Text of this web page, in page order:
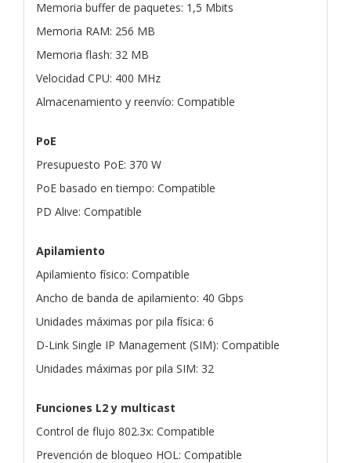
Memoria buffer de paquetes: 1,5 Mbits
Memoria RAM: 256 MB
Memoria flash: 32 MB
Velocidad CPU: 400 MHz
Almacenamiento y reenvío: Compatible
PoE
Presupuesto PoE: 370 W
PoE basado en tiempo: Compatible
PD Alive: Compatible
Apilamiento
Apilamiento físico: Compatible
Ancho de banda de apilamiento: 40 Gbps
Unidades máximas por pila física: 6
D-Link Single IP Management (SIM): Compatible
Unidades máximas por pila SIM: 32
Funciones L2 y multicast
Control de flujo 802.3x: Compatible
Prevención de bloqueo HOL: Compatible